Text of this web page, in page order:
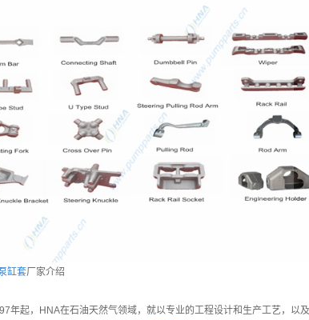
缸套厂家介绍
年起，HNA在石油天然气领域，就以专业的工程设计和生产工艺，以